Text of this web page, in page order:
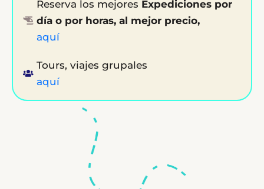
Reserva los mejores Expediciones por
día o por horas, al mejor precio,
aquí
Tours, viajes grupales
aquí